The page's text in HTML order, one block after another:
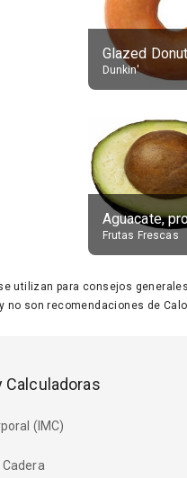
Glazed
Dunkin'
Frutas Frescas
utilizan para consejos
son recomendaciones de
Calculadoras
(IMC)